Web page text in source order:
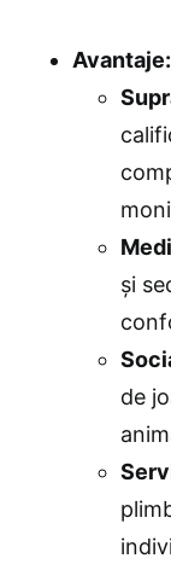
Avantaje:
și
de